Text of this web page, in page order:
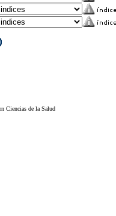
Ciencias de la Salud